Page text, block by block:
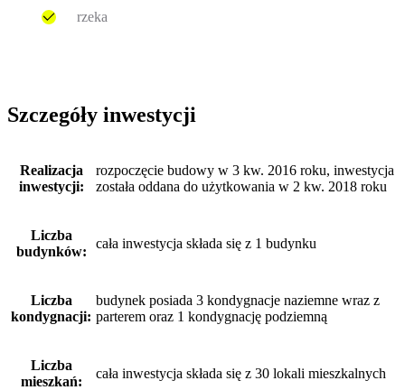
rzeka
Szczegóły inwestycji
Realizacja
inwestycji:
rozpoczęcie budowy w 3 kw. 2016 roku, inwestycja
została oddana do użytkowania w 2 kw. 2018 roku
Liczba
budynków:
cała inwestycja składa się z 1 budynku
Liczba
kondygnacji:
budynek posiada 3 kondygnacje naziemne wraz z
parterem oraz 1 kondygnację podziemną
Liczba
mieszkań:
cała inwestycja składa się z 30 lokali mieszkalnych